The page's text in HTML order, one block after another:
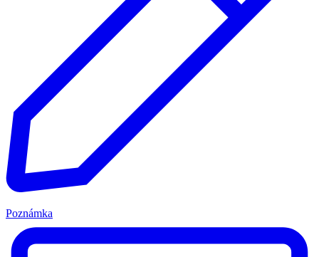
Poznámka